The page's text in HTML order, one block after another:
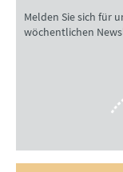
Melden Sie sich für
wöchentlichen